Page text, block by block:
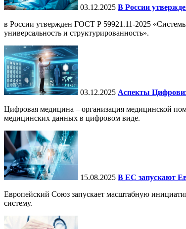
03.12.2025 В России
в России утвержден ГОСТ Р 59921.11-2025
универсальность и структурированность».
03.12.2025 Аспекты
Цифровая медицина – организация медицинской
медицинских данных в цифровом виде.
15.08.2025 В ЕС запускают
Европейский Союз запускает масштабную
систему.